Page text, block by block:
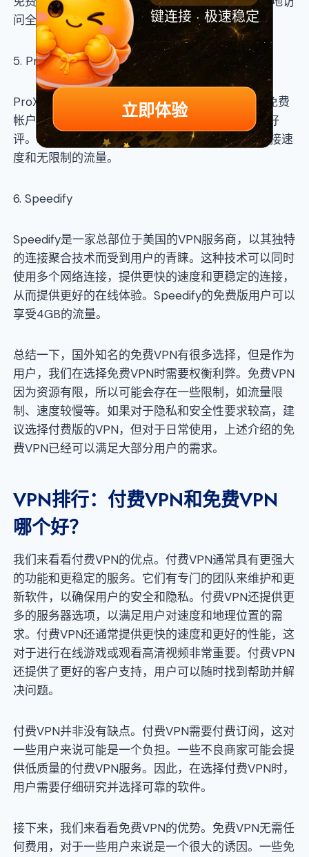
问全球各地的内容，但每天的流量有一定的限制。
5. ProXPN
ProXPN是一家总部位于荷兰的VPN服务商，以其免费
帐户提供的高速连接和256位加密算法而备受用户好
评。ProXPN的免费版用户可以享受300kbps的连接速
度和无限制的流量。
6. Speedify
Speedify是一家总部位于美国的VPN服务商，以其独特
的连接聚合技术而受到用户的青睐。这种技术可以同时
使用多个网络连接，提供更快的速度和更稳定的连接，
从而提供更好的在线体验。Speedify的免费版用户可以
享受4GB的流量。
总结一下，国外知名的免费VPN有很多选择，但是作为
用户，我们在选择免费VPN时需要权衡利弊。免费VPN
因为资源有限，所以可能会存在一些限制，如流量限
制、速度较慢等。如果对于隐私和安全性要求较高，建
议选择付费版的VPN，但对于日常使用，上述介绍的免
费VPN已经可以满足大部分用户的需求。
VPN排行：付费VPN和免费VPN
哪个好？
我们来看看付费VPN的优点。付费VPN通常具有更强大
的功能和更稳定的服务。它们有专门的团队来维护和更
新软件，以确保用户的安全和隐私。付费VPN还提供更
多的服务器选项，以满足用户对速度和地理位置的需
求。付费VPN还通常提供更快的速度和更好的性能，这
对于进行在线游戏或观看高清视频非常重要。付费VPN
还提供了更好的客户支持，用户可以随时找到帮助并解
决问题。
付费VPN并非没有缺点。付费VPN需要付费订阅，这对
一些用户来说可能是一个负担。一些不良商家可能会提
供低质量的付费VPN服务。因此，在选择付费VPN时，
用户需要仔细研究并选择可靠的软件。
接下来，我们来看看免费VPN的优势。免费VPN无需任
何费用，对于一些用户来说是一个很大的诱因。一些免
键连接 · 极速稳定
立即体验